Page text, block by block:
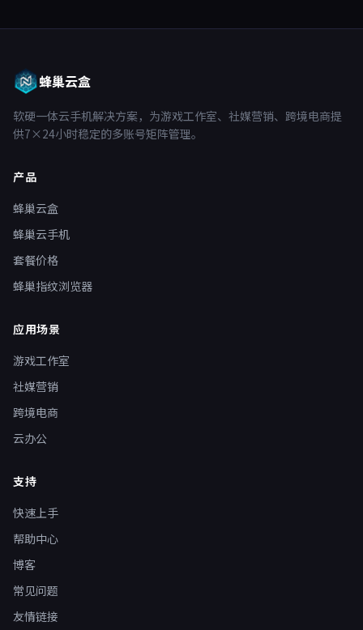
蜂巢云盒
软硬一体云手机解决方案，为游戏工作室、社媒营销、跨境电商提
供7×24小时稳定的多账号矩阵管理。
产品
蜂巢云盒
蜂巢云手机
套餐价格
蜂巢指纹浏览器
应用场景
游戏工作室
社媒营销
跨境电商
云办公
支持
快速上手
帮助中心
博客
常见问题
友情链接